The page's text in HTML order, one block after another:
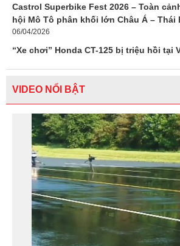
Castrol Superbike Fest 2026 – Toàn
hội Mô Tô phân khối lớn Châu Á – Thái
06/04/2026
“Xe chơi” Honda CT-125 bị triệu hồi tại
VIDEO NỔI BẬT